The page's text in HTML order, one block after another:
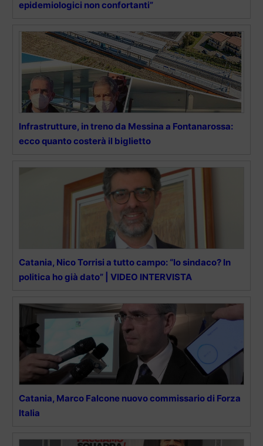
epidemiologici non confortanti”
Infrastrutture, in treno da Messina a Fontanarossa:
ecco quanto costerà il biglietto
Catania, Nico Torrisi a tutto campo: “Io sindaco? In
politica ho già dato” | VIDEO INTERVISTA
Catania, Marco Falcone nuovo commissario di Forza
Italia